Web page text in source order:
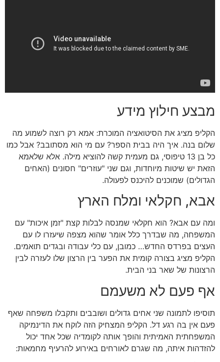
מבצע חילוץ מידע
הקליפ מציג את הסיטואציה המוכרת: אמא רק רוצה לשמוע מה
שלום בנה. איך היה בבית הספר? עם מי הוא מסתובב? אבל כמו
כל בן 13 טיפוסי, גם מעמית קשה להוציא מילה. אלא שלאמא
הזאת יש שיטות מיוחדות, וגם שני "עוזרים" חסונים (האחים
הגדולים) שמוכנים להיכנס לפעולה.
אבא, חקלאי ומלח הארץ
ומה עם אבא? הוא חקלאי שמנסה לבלות קצת "זמן איכות" עם
המשפחה, מה שבדרך כלל אומר שהוא מצפה שיעזרו לו עם
העצים בפרדס החדש… כמובן, עם כלי עבודה ובגדים תואמים.
הקליפ מציג בצורה קומית את הפער בין הרצון שלו לעזרה לבין
הרצונות של שאר בני הבית.
אף פעם לא משעמם
תוסיפו לתמונה שני אחים גדולים ושובבים ותקבלו משפחה שאף
פעם אין בה רגע דל. הקליפ המצחיק הזה לוקח את הדינמיקה
המשפחתית האמיתית והופך אותה לקומדיה שכל אחד יכול
להזדהות איתה, מה שגרם לאורחים באירוע להרעיף מחמאות: